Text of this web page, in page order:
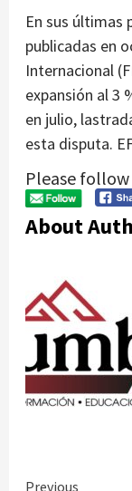
En sus últimas
publicadas en
Internacional
expansión al 3
en julio,
esta disputa.
Please
About
Previous